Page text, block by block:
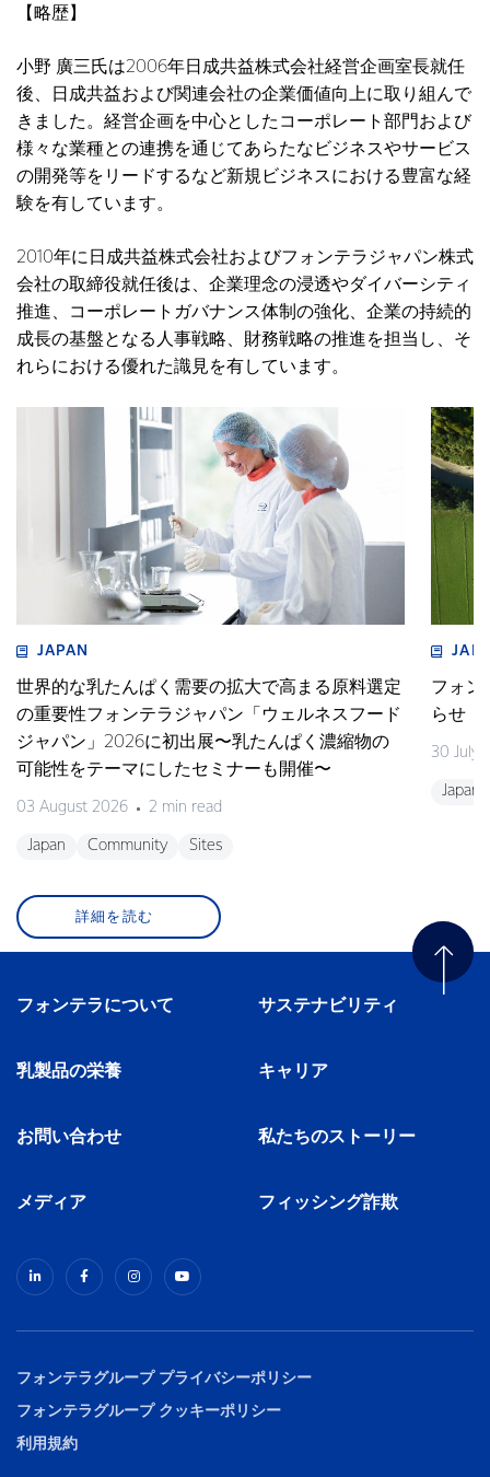
【略歴】
小野 廣三氏は2006年日成共益株式会社経営企画室長就任
後、日成共益および関連会社の企業価値向上に取り組んで
きました。経営企画を中心としたコーポレート部門および
様々な業種との連携を通じてあらたなビジネスやサービス
の開発等をリードするなど新規ビジネスにおける豊富な経
験を有しています。
2010年に日成共益株式会社およびフォンテラジャパン株式
会社の取締役就任後は、企業理念の浸透やダイバーシティ
推進、コーポレートガバナンス体制の強化、企業の持続的
成長の基盤となる人事戦略、財務戦略の推進を担当し、そ
れらにおける優れた識見を有しています。
JAPAN
世界的な乳たんぱく需要の拡大で高まる原料選定
の重要性フォンテラジャパン「ウェルネスフード
ジャパン」2026に初出展〜乳たんぱく濃縮物の
可能性をテーマにしたセミナーも開催〜
03 August 2026 2 min read
Japan Community Sites
フォン
らせ
30 July
Japan
詳細を読む
フォンテラについて サステナビリティ
乳製品の栄養 キャリア
お問い合わせ 私たちのストーリー
メディア フィッシング詐欺
フォンテラグループ プライバシーポリシー
フォンテラグループ クッキーポリシー
利用規約